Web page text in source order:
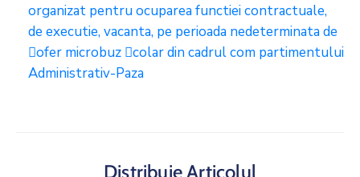
organizat pentru ocuparea functiei contractuale,
de executie, vacanta, pe perioada nedeterminata de
􀀌ofer microbuz 􀀎colar din cadrul com partimentului
Administrativ-Paza
Distribuie Articolul